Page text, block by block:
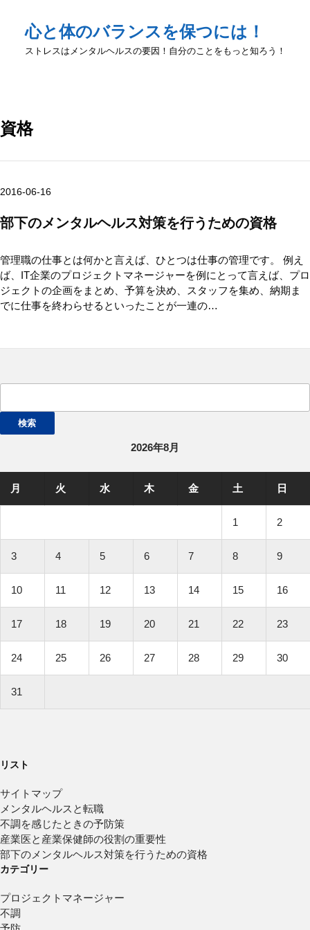
心と体のバランスを保つには！
ストレスはメンタルヘルスの要因！自分のことをもっと知ろう！
資格
2016-06-16
部下のメンタルヘルス対策を行うための資格
管理職の仕事とは何かと言えば、ひとつは仕事の管理です。 例え
ば、IT企業のプロジェクトマネージャーを例にとって言えば、プロ
ジェクトの企画をまとめ、予算を決め、スタッフを集め、納期ま
でに仕事を終わらせるといったことが一連の…
2026年8月
月 火 水 木 金 土 日
1 2
3 4 5 6 7 8 9
10 11 12 13 14 15 16
17 18 19 20 21 22 23
24 25 26 27 28 29 30
31
リスト
サイトマップ
メンタルヘルスと転職
不調を感じたときの予防策
産業医と産業保健師の役割の重要性
部下のメンタルヘルス対策を行うための資格
カテゴリー
プロジェクトマネージャー
不調